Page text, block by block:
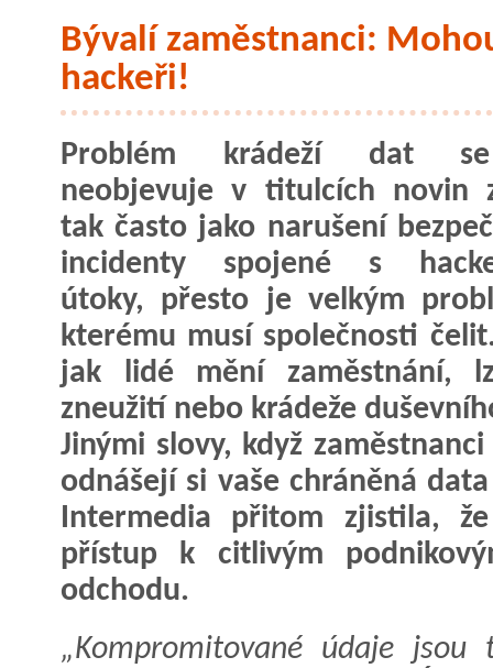
Bývalí zaměstnanci:
hackeři!
Problém krádeží dat
neobjevuje v titulcích novin
tak často jako narušení
incidenty spojené s
útoky, přesto je velkým
kterému musí společnosti
jak lidé mění zaměstnání,
zneužití nebo krádeže
Jinými slovy, když
odnášejí si vaše chráněná
Intermedia přitom zjistila,
přístup k citlivým
odchodu.
„Kompromitované údaje